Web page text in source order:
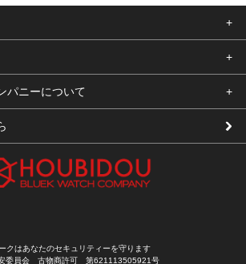
パニーについて
クはあなたのセキュリティーを守ります
委員会 古物商許可 第621113505921号